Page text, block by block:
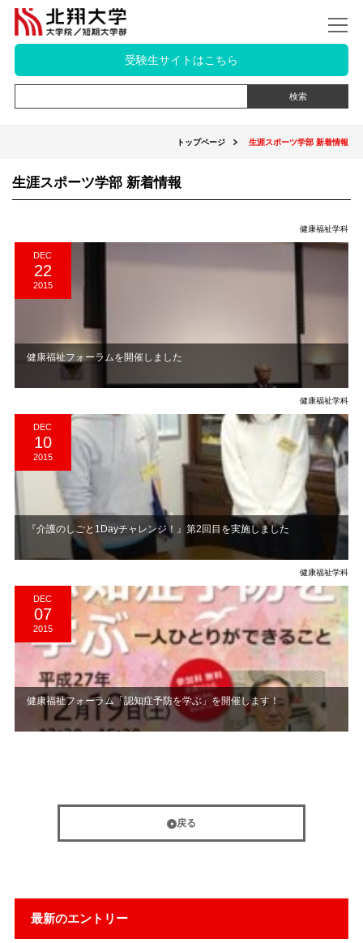
受験生サイトはこちら
トップページ 生涯スポーツ学部 新着情報
最新のエントリー
生涯スポーツ学部 新着情報
健康福祉学科
DEC
22
2015
健康福祉フォーラムを開催しました
健康福祉学科
DEC
10
2015
『介護のしごと1Dayチャレンジ！』第2回目を実施しました
健康福祉学科
DEC
07
2015
​健康福祉フォーラム「認知症予防を学ぶ」を開催します！
戻る